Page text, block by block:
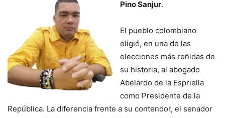
Pino Sanjur.
El pueblo colombiano
eligió, en una de las
elecciones más reñidas de
su historia, al abogado
Abelardo de la Espriella
como Presidente de la
República. La diferencia frente a su contendor, el senador